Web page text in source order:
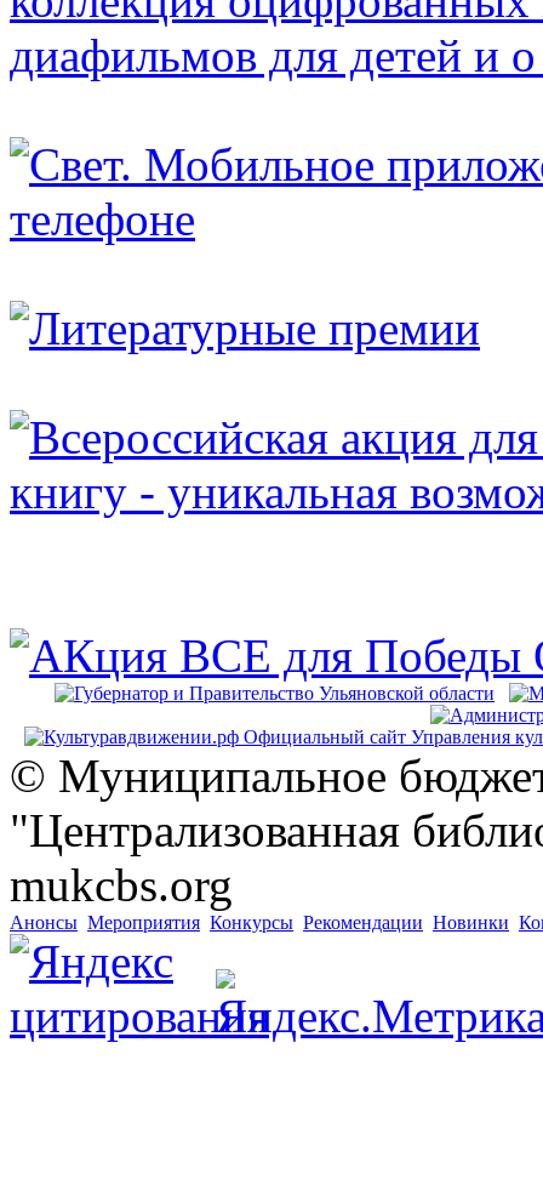
© Муниципальное
"Централизованная
mukcbs.org
Анонсы Мероприятия Конкурсы Рекомендации Новинки